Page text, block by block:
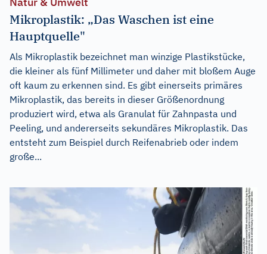
Mikroplastik: „Das Waschen ist eine
Hauptquelle"
Als Mikroplastik bezeichnet man winzige Plastikstücke,
die kleiner als fünf Millimeter und daher mit bloßem Auge
oft kaum zu erkennen sind. Es gibt einerseits primäres
Mikroplastik, das bereits in dieser Größenordnung
produziert wird, etwa als Granulat für Zahnpasta und
Peeling, und andererseits sekundäres Mikroplastik. Das
entsteht zum Beispiel durch Reifenabrieb oder indem
große...